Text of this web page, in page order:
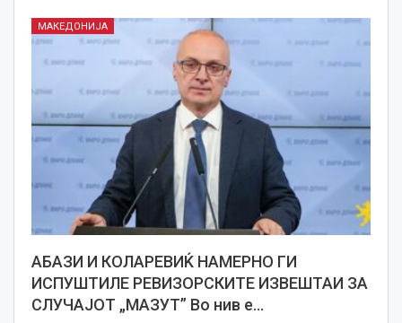
МАКЕДОНИЈА
АБАЗИ И КОЛАРЕВИЌ НАМЕРНО ГИ
ИСПУШТИЛЕ РЕВИЗОРСКИТЕ ИЗВЕШТАИ ЗА
СЛУЧАЈОТ „МАЗУТ” Во нив е…